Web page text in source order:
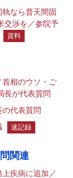
なら普天間固
渉を／参院予
資料
相のウソ・ご
長が代表質問
代表質問
速記録
関連
疾病に追加／